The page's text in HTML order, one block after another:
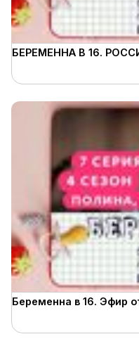
БЕРЕМЕННА В 16.
Беременна в 16. Эфир